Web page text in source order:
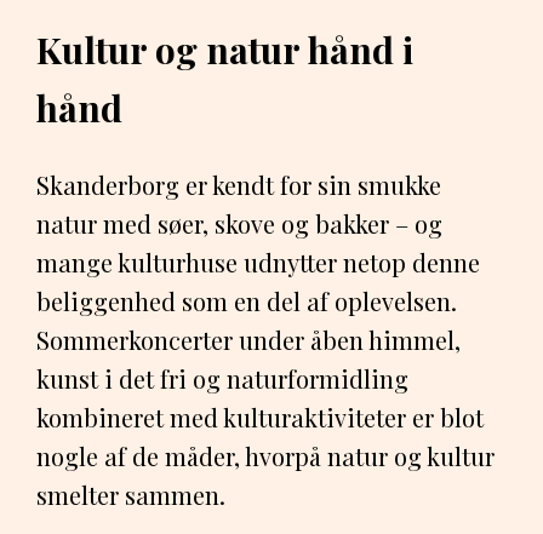
Kultur og natur hånd i
hånd
Skanderborg er kendt for sin smukke
natur med søer, skove og bakker – og
mange kulturhuse udnytter netop denne
beliggenhed som en del af oplevelsen.
Sommerkoncerter under åben himmel,
kunst i det fri og naturformidling
kombineret med kulturaktiviteter er blot
nogle af de måder, hvorpå natur og kultur
smelter sammen.